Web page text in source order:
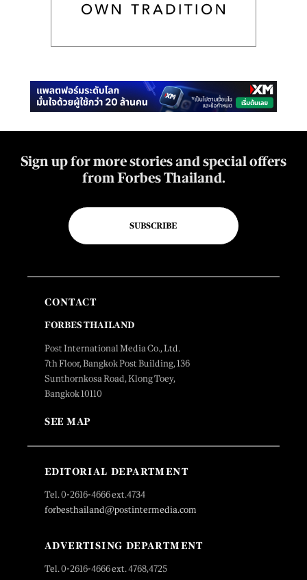
Sign up for more stories and special offers
from Forbes Thailand.
SUBSCRIBE
CONTACT
FORBES THAILAND
Post International Media Co., Ltd.
7th Floor, Bangkok Post Building, 136
Sunthornkosa Road, Klong Toey,
Bangkok 10110
SEE MAP
EDITORIAL DEPARTMENT
Tel. 0-2616-4666 ext.4734
forbesthailand@postintermedia.com
ADVERTISING DEPARTMENT
Tel. 0-2616-4666 ext. 4768,4725